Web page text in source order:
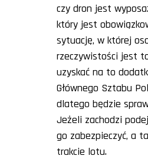
czy dron jest
który jest
sytuację, w której
rzeczywistości jest
uzyskać na to
Głównego Sztabu
dlatego będzie
Jeżeli zachodzi
go zabezpieczyć, a
trakcie lotu.